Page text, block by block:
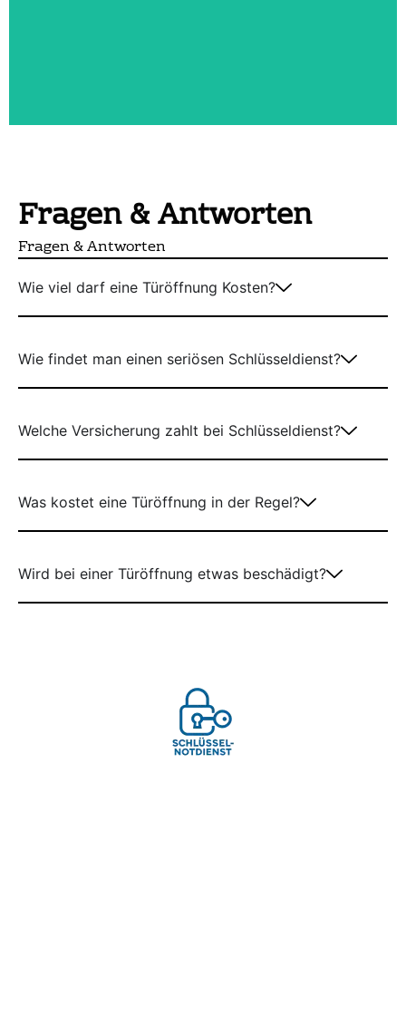
Fragen & Antworten
Fragen & Antworten
Wie viel darf eine Türöffnung Kosten?
Wie findet man einen seriösen Schlüsseldienst?
Welche Versicherung zahlt bei Schlüsseldienst?
Was kostet eine Türöffnung in der Regel?
Wird bei einer Türöffnung etwas beschädigt?